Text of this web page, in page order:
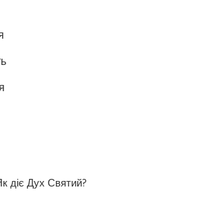
діє Дух Святий?